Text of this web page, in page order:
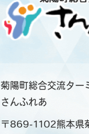
菊陽町総合交流ター
さんふれあ
〒869-1102熊本県